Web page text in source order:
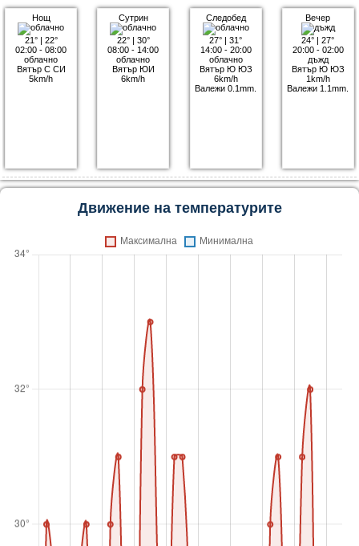
Нощ
21°| 22°
02:00 - 08:00
облачно
Вятър С СИ
5km/h
Сутрин
22°| 30°
08:00 - 14:00
облачно
Вятър ЮИ
6km/h
Следобед
27° |31°
14:00 - 20:00
облачно
Вятър Ю ЮЗ
6km/h
Валежи 0.1mm.
Вечер
24° |27°
20:00 - 02:00
дъжд
Вятър Ю ЮЗ
1km/h
Валежи 1.1mm.
Движение на температурите